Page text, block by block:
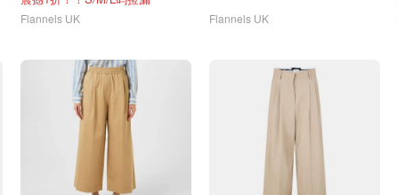
Flannels UK Flannels UK